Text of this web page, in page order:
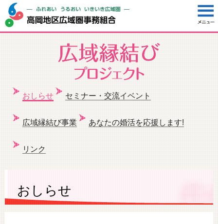
おしらせ セミナー・交流イベント
広域縁結び事業 あなたの婚活を応援します!
リンク
おしらせ